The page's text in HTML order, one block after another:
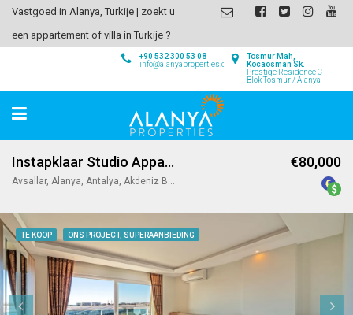
Vastgoed in Alanya, Turkije | zoekt u
een appartement of villa in Turkije ?
Tosmur Mah,
Kocaosman Sk.
Prestige Residence C
Blok Tosmur / Alanya
+90 532 300 53 08
info@alanyaproperties.com
Instapklaar Studio Appartement in Avsallar / Alanya
Avsallar, Alanya, Antalya, Akdeniz Bölgesi, 07407, Türkiye
€80,000
TE KOOP ONS PROJECT, SUPERAANBIEDING